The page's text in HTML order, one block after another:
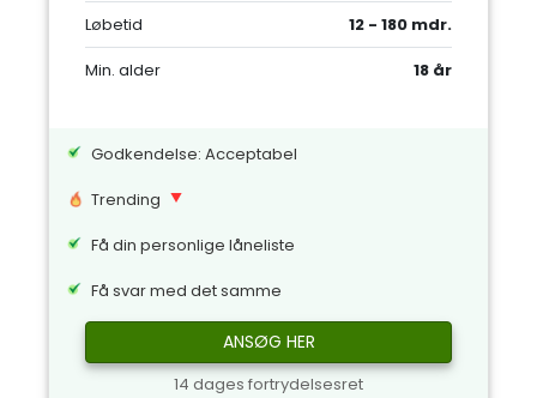
Løbetid
12 - 180 mdr.
Min. alder
18 år
Godkendelse: Acceptabel
Trending
Få din personlige låneliste
Få svar med det samme
ANSØG HER
14 dages fortrydelsesret